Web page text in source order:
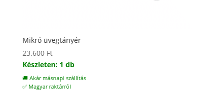
Mikró üvegtányér
23.600 Ft
Készleten: 1 db
🚚 Akár másnapi szállítás
✅ Magyar raktárról